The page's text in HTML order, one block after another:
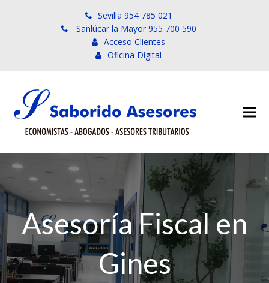
Sevilla 954 785 021
Sanlúcar la Mayor 955 700 590
Acceso Clientes
Oficina Digital
Asesoría Fiscal en
Gines